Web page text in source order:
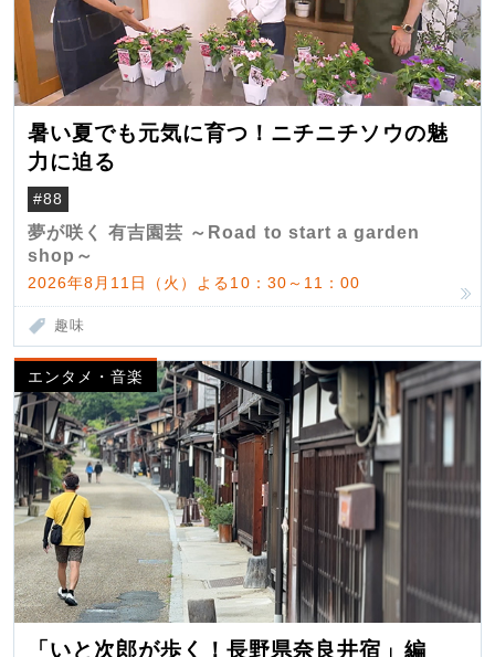
暑い夏でも元気に育つ！ニチニチソウの魅
力に迫る
#88
夢が咲く 有吉園芸 ～Road to start a garden
shop～
2026年8月11日（火）よる10：30～11：00
趣味
エンタメ・音楽
「いと次郎が歩く！長野県奈良井宿」編